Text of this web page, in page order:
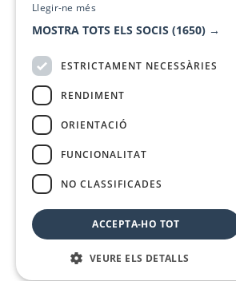
Llegir-ne més
MOSTRA TOTS ELS SOCIS (1650) →
ESTRICTAMENT NECESSÀRIES
RENDIMENT
ORIENTACIÓ
FUNCIONALITAT
NO CLASSIFICADES
ACCEPTA-HO TOT
VEURE ELS DETALLS